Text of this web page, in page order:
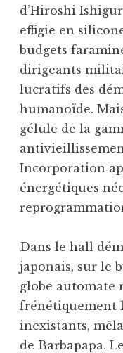
d’Hiroshi
effigie en
budgets
dirigeants
lucratifs des
humanoïde.
gélule de la
Incorporation
énergétiques
Dans le hall
japonais, sur le
globe automate
frénétiquement
inexistants,
de Barbapapa.